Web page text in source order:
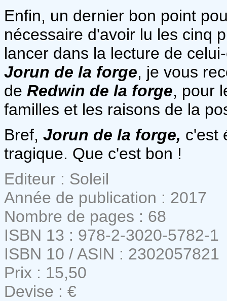
Enfin, un dernier bon point
nécessaire d'avoir lu les cinq
lancer dans la lecture de
Jorun de la forge, je vous
de Redwin de la forge, pour
familles et les raisons de la
Bref, Jorun de la forge, c'est
tragique. Que c'est bon !
Editeur : Soleil
Année de publication : 2017
Nombre de pages : 68
ISBN 13 : 978-2-3020-5782-1
ISBN 10 / ASIN : 2302057821
Prix : 15,50
Devise : €